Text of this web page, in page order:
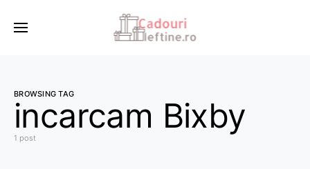
BROWSING TAG
incarcam Bixby
1 post